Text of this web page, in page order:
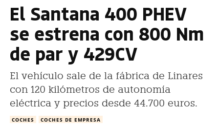
El Santana 400 PHEV
se estrena con 800 Nm
de par y 429CV
El vehículo sale de la fábrica de Linares
con 120 kilómetros de autonomía
eléctrica y precios desde 44.700 euros.
COCHES COCHES DE EMPRESA